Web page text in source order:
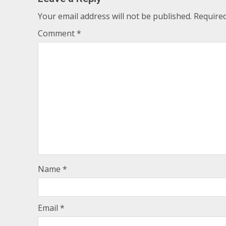
Your email address will not be published.
Comment*
Name *
Email *